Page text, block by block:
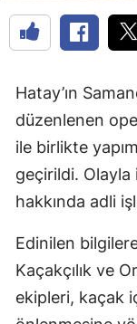
Hatay’ın
düzenlenen
ile birlikte
geçirildi. Olayla
hakkında adli
Edinilen
Kaçakçılık ve
ekipleri, kaçak